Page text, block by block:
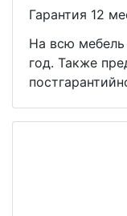
Гарантия 12
На всю
год. Также